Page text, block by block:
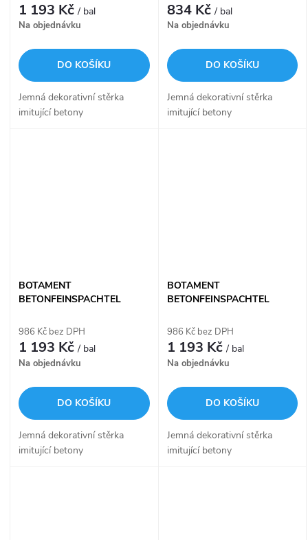
1 193 Kč/ bal
Na objednávku
DO KOŠÍKU
Jemná dekorativní stěrka
imitující betony
834 Kč/ bal
Na objednávku
DO KOŠÍKU
Jemná dekorativní stěrka
imitující betony
BOTAMENT
BETONFEINSPACHTEL
8 Kg Beton Optik
986 Kč bez DPH
1 193 Kč/ bal
Na objednávku
DO KOŠÍKU
Jemná dekorativní stěrka
imitující betony
BOTAMENT
BETONFEINSPACHTEL
šedá 8 Kg Beton Optik
986 Kč bez DPH
1 193 Kč/ bal
Na objednávku
DO KOŠÍKU
Jemná dekorativní stěrka
imitující betony